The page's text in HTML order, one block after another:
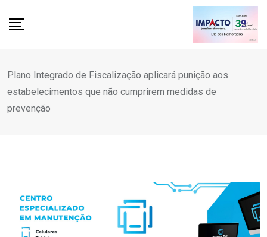
Plano Integrado de Fiscalização aplicará punição aos
estabelecimentos que não cumprirem medidas de
prevenção